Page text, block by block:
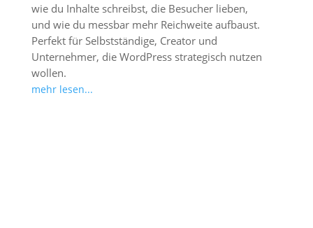
wie du Inhalte schreibst, die Besucher lieben,
und wie du messbar mehr Reichweite aufbaust.
Perfekt für Selbstständige, Creator und
Unternehmer, die WordPress strategisch nutzen
wollen.
mehr lesen...